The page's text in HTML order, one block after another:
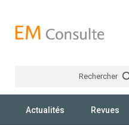
Rechercher
Actualités Revues